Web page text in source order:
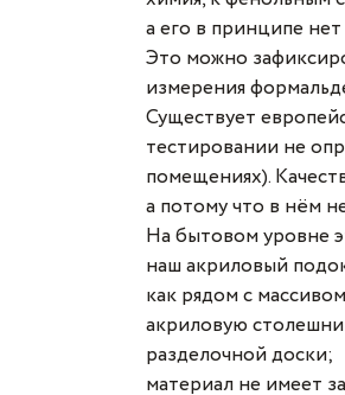
а его в принципе
Это можно
измерения
Существует
тестировании не
помещениях).
а потому что в нём
На бытовом уровне
наш акриловый
как рядом с
акриловую
разделочной доски;
материал не имеет